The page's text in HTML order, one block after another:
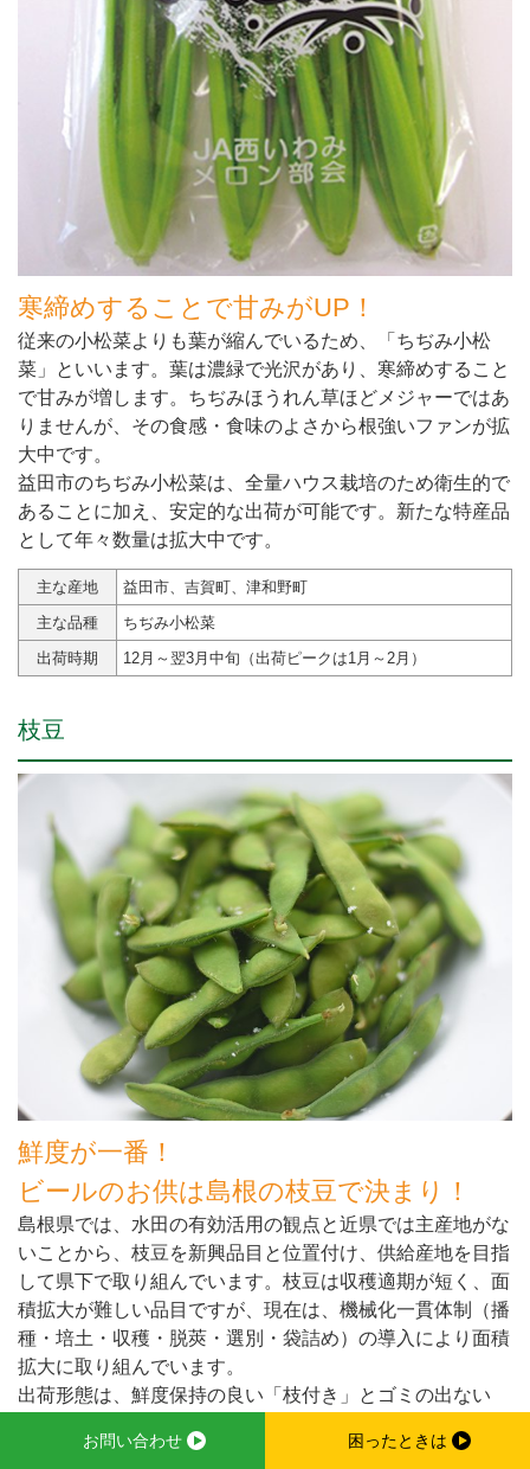
寒締めすることで甘みがUP！
従来の小松菜よりも葉が縮んでいるため、「ちぢみ小松
菜」といいます。葉は濃緑で光沢があり、寒締めすること
で甘みが増します。ちぢみほうれん草ほどメジャーではあ
りませんが、その食感・食味のよさから根強いファンが拡
大中です。
益田市のちぢみ小松菜は、全量ハウス栽培のため衛生的で
あることに加え、安定的な出荷が可能です。新たな特産品
として年々数量は拡大中です。
主な産地
益田市、吉賀町、津和野町
主な品種
ちぢみ小松菜
出荷時期
12月～翌3月中旬（出荷ピークは1月～2月）
枝豆
鮮度が一番！
ビールのお供は島根の枝豆で決まり！
島根県では、水田の有効活用の観点と近県では主産地がな
いことから、枝豆を新興品目と位置付け、供給産地を目指
して県下で取り組んでいます。枝豆は収穫適期が短く、面
積拡大が難しい品目ですが、現在は、機械化一貫体制（播
種・培土・収穫・脱莢・選別・袋詰め）の導入により面積
拡大に取り組んでいます。
出荷形態は、鮮度保持の良い「枝付き」とゴミの出ない
行っています。
お問い合わせ 困ったときは